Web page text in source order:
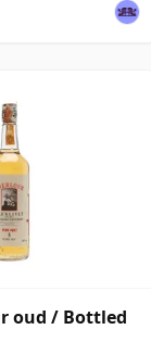
oud / Bottled